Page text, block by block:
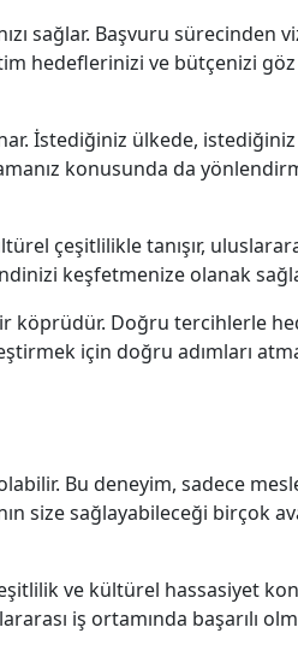
sağlar. Başvuru sürecinden
hedeflerinizi ve bütçenizi
İstediğiniz ülkede,
konusunda da
çeşitlilikle tanışır,
keşfetmenize olanak
köprüdür. Doğru tercihlerle
için doğru adımları
Bu deneyim, sadece
size sağlayabileceği birçok
ve kültürel hassasiyet
iş ortamında başarılı